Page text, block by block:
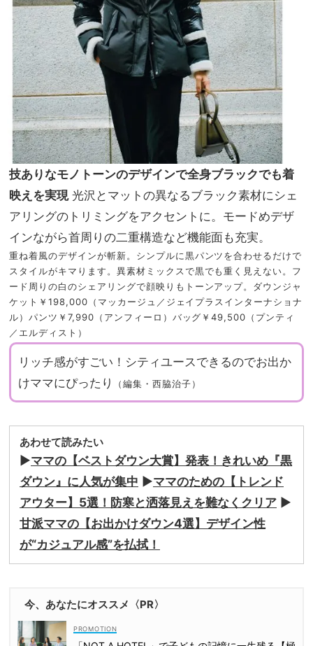
技ありなモノトーンのデザインで全身ブラックでも着
映えを実現光沢とマットの異なるブラック素材にシェ
アリングのトリミングをアクセントに。モードめデザ
インながら首周りの二重構造など機能面も充実。
重ね着風のデザインが斬新。シンプルに黒パンツを合わせるだけで
スタイルがキマります。異素材ミックスで黒でも重く見えない。フ
ード周りの白のシェアリングで顔映りもトーンアップ。ダウンジャ
ケット￥198,000（マッカージュ／ジェイプラスインターナショナ
ル）パンツ￥7,990（アンフィーロ）バッグ￥49,500（プンティ
／エルディスト）
リッチ感がすごい！シティユースできるのでお出か
けママにぴったり
（編集・西脇治子）
あわせて読みたい
▶︎ママの【ベストダウン大賞】発表！きれいめ『黒
ダウン』に人気が集中 ▶︎ママのための【トレンド
アウター】5選！防寒と洒落見えを難なくクリア ▶︎
甘派ママの【お出かけダウン4選】デザイン性
が“カジュアル感”を払拭！
今、あなたにオススメ〈PR〉